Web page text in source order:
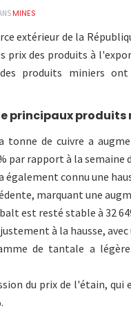
MINES
extérieur de la
prix des produits à
produits miniers
principaux produits
tonne de cuivre a
par rapport à la semaine
également connu une
marquant une
est resté stable à 32
à la hausse, avec
de tantale a
du prix de l'étain, qui